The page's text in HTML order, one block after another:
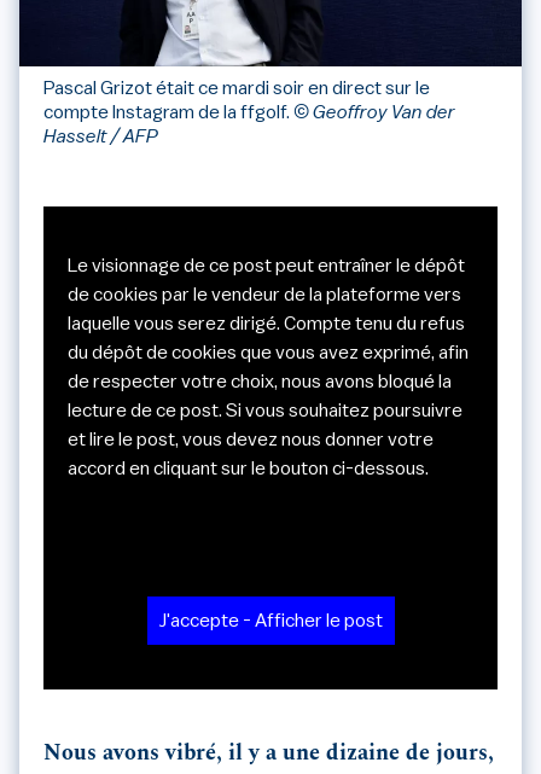
Pascal Grizot était ce mardi soir en direct sur le
compte Instagram de la ffgolf. © Geoffroy Van der
Hasselt / AFP
Le visionnage de ce post peut entraîner le dépôt
de cookies par le vendeur de la plateforme vers
laquelle vous serez dirigé. Compte tenu du refus
du dépôt de cookies que vous avez exprimé, afin
de respecter votre choix, nous avons bloqué la
lecture de ce post. Si vous souhaitez poursuivre
et lire le post, vous devez nous donner votre
accord en cliquant sur le bouton ci-dessous.
J'accepte - Afficher le post
Nous avons vibré, il y a une dizaine de jours,